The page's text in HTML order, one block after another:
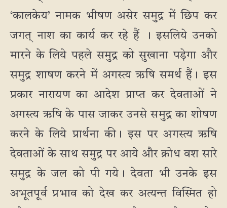
‘कालकेय’ नामक भीषण असेर समुद्र में छिप कर
जगत् नाश का कार्य कर रहे हैं । इसलिये उनको
मारने के लिये पहले समुद्र को सुखाना पड़ेगा और
समुद्र शाषण करने में अगस्त्य ऋषि समर्थ हैं। इस
प्रकार नारायण का आदेश प्राप्त कर देवताओं ने
अगस्त्य ऋषि के पास जाकर उनसे समुद्र का शोषण
करने के लिये प्रार्थना की। इस पर अगस्त्य ऋषि
देवताओं के साथ समुद्र पर आये और क्रोध वश सारे
समुद्र के जल को पी गये। देवता भी उनके इस
अभूतपूर्व प्रभाव को देख कर अत्यन्त विस्मित हो